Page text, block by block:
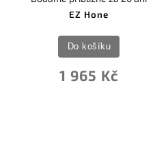
EZ Hone
1 965 Kč
Do košíku